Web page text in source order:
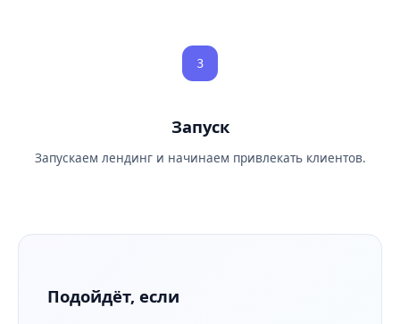
3
Запуск
Запускаем лендинг и начинаем привлекать клиентов.
Подойдёт, если